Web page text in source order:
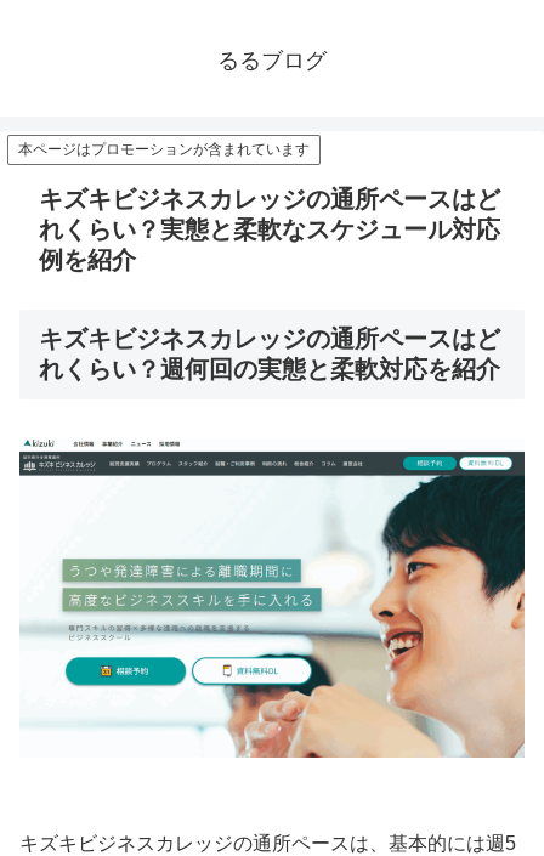
るるブログ
本ページはプロモーションが含まれています
キズキビジネスカレッジの通所ペースはど
れくらい？実態と柔軟なスケジュール対応
例を紹介
キズキビジネスカレッジの通所ペースはど
れくらい？週何回の実態と柔軟対応を紹介
キズキビジネスカレッジの通所ペースは、基本的には週5